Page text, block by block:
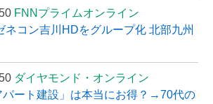
FNNプライムオンライン
ネコン吉川HDをグループ化 北部九州
ダイヤモンド・オンライン
パート建設」は本当にお得？→70代の